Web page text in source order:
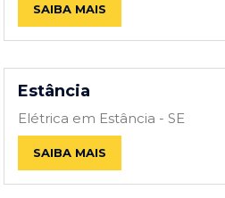
SAIBA MAIS
Estância
Elétrica em Estância - SE
SAIBA MAIS